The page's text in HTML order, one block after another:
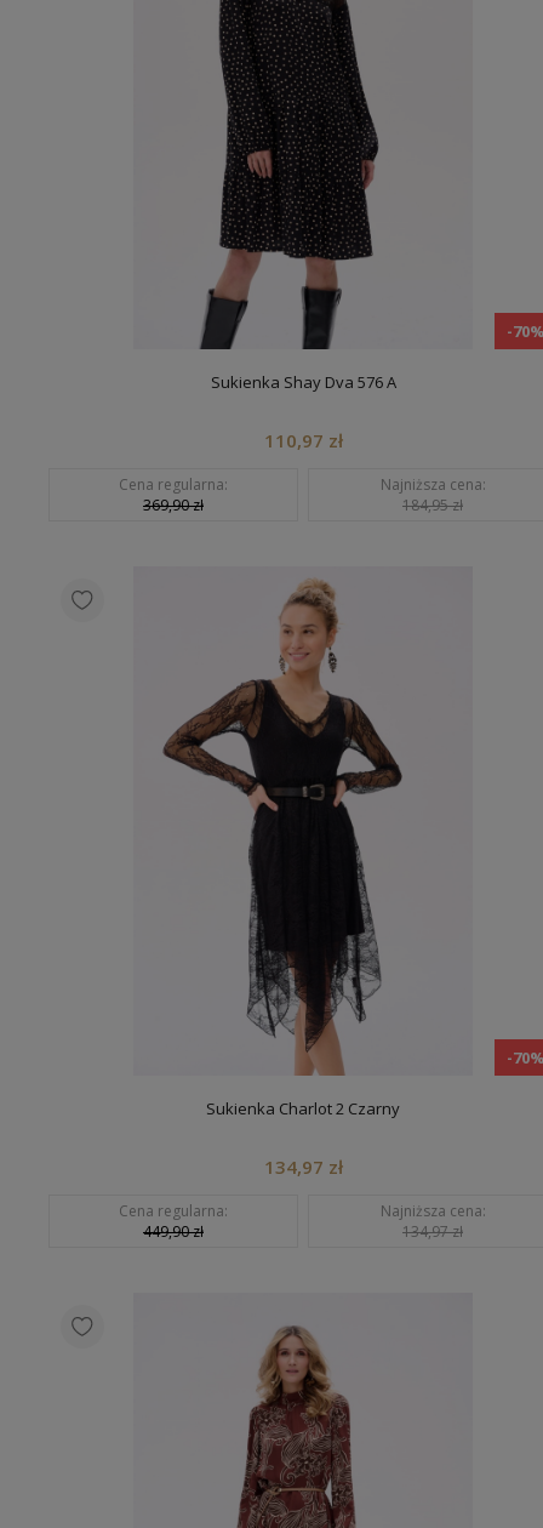
-
Sukienka Shay Dva 576 A
110,97 zł
Cena regularna:
369,90 zł
Najniższa cena:
184,95 zł
-
Sukienka Charlot 2 Czarny
134,97 zł
Cena regularna:
449,90 zł
Najniższa cena:
134,97 zł